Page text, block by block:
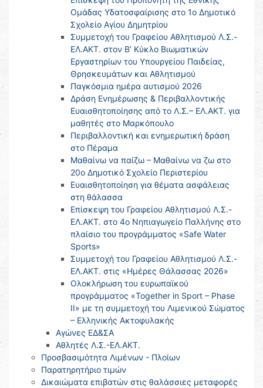
Ομάδας Υδατοσφαίρισης στο 1ο Δημοτικό
Σχολείο Αγίου Δημητρίου
Συμμετοχή του Γραφείου Αθλητισμού Λ.Σ.-
ΕΛ.ΑΚΤ. στον Β’ Κύκλο Βιωματικών
Εργαστηρίων του Υπουργείου Παιδείας,
Θρησκευμάτων και Αθλητισμού
Παγκόσμια ημέρα αυτισμού 2026
Δράση Ενημέρωσης & Περιβαλλοντικής
Ευαισθητοποίησης από το Λ.Σ.– ΕΛ.ΑΚΤ. για
μαθητές στο Μαρκόπουλο
Περιβαλλοντική και ενημερωτική δράση
στο Πέραμα
Μαθαίνω να παίζω – Μαθαίνω να ζω στο
20ο Δημοτικό Σχολείο Περιστερίου
Ευαισθητοποίηση για θέματα ασφάλειας
στη θάλασσα
Επίσκεψη του Γραφείου Αθλητισμού Λ.Σ.-
ΕΛ.ΑΚΤ. στο 4ο Νηπιαγωγείο Παλλήνης στο
πλαίσιο του προγράμματος «Safe Water
Sports»
Συμμετοχή του Γραφείου Αθλητισμού Λ.Σ.-
ΕΛ.ΑΚΤ. στις «Ημέρες Θάλασσας 2026»
Ολοκλήρωση του ευρωπαϊκού
προγράμματος «Together in Sport – Phase
II» με τη συμμετοχή του Λιμενικού Σώματος
– Ελληνικής Ακτοφυλακής
Αγώνες ΕΔ&ΣΑ
Αθλητές Λ.Σ.-ΕΛ.ΑΚΤ.
Προσβασιμότητα Λιμένων - Πλοίων
Παρατηρητήριο τιμών
Δικαιώματα επιβατών στις θαλάσσιες μεταφορές